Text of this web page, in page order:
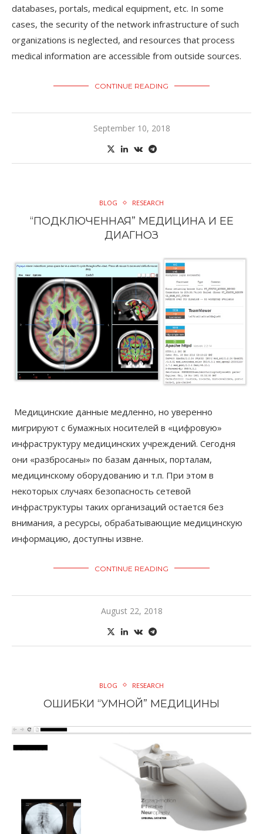
databases, portals, medical equipment, etc. In some
cases, the security of the network infrastructure of such
organizations is neglected, and resources that process
medical information are accessible from outside sources.
CONTINUE READING
September 10, 2018
BLOG RESEARCH
“ПОДКЛЮЧЕННАЯ” МЕДИЦИНА И ЕЕ
ДИАГНОЗ
Медицинские данные медленно, но уверенно
мигрируют с бумажных носителей в «цифровую»
инфраструктуру медицинских учреждений. Сегодня
они «разбросаны» по базам данных, порталам,
медицинскому оборудованию и т.п. При этом в
некоторых случаях безопасность сетевой
инфраструктуры таких организаций остается без
внимания, а ресурсы, обрабатывающие медицинскую
информацию, доступны извне.
CONTINUE READING
August 22, 2018
BLOG RESEARCH
ОШИБКИ “УМНОЙ” МЕДИЦИНЫ